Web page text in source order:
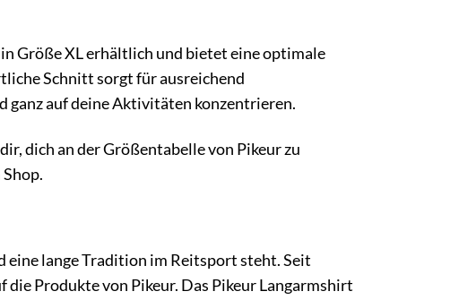
Größe XL erhältlich und bietet eine optimale
Schnitt sorgt für ausreichend
ganz auf deine Aktivitäten konzentrieren.
dich an der Größentabelle von Pikeur zu
eine lange Tradition im Reitsport steht. Seit
die Produkte von Pikeur. Das Pikeur Langarmshirt